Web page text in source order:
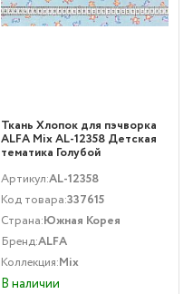
Ткань Хлопок для пэчворка
ALFA Mix AL-12358 Детская
тематика Голубой
Артикул:AL-12358
Код товара:337615
Страна:Южная Корея
Бренд:ALFA
Коллекция:Mix
В наличии